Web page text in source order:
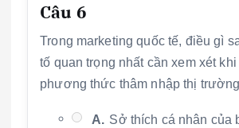
Câu 6
Trong marketing quốc tế, điều gì
tố quan trọng nhất cần xem xét
phương thức thâm nhập thị
A. Sở thích cá nhân của